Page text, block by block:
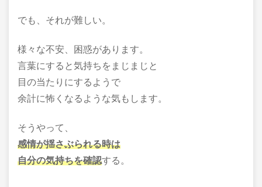
でも、それが難しい。
様々な不安、困惑があります。
言葉にすると気持ちをまじまじと
目の当たりにするようで
余計に怖くなるような気もします。
そうやって、
感情が揺さぶられる時は
自分の気持ちを確認する。